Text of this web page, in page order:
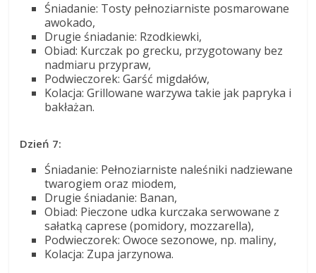
Śniadanie: Tosty pełnoziarniste posmarowane
awokado,
Drugie śniadanie: Rzodkiewki,
Obiad: Kurczak po grecku, przygotowany bez
nadmiaru przypraw,
Podwieczorek: Garść migdałów,
Kolacja: Grillowane warzywa takie jak papryka i
bakłażan.
Dzień 7:
Śniadanie: Pełnoziarniste naleśniki nadziewane
twarogiem oraz miodem,
Drugie śniadanie: Banan,
Obiad: Pieczone udka kurczaka serwowane z
sałatką caprese (pomidory, mozzarella),
Podwieczorek: Owoce sezonowe, np. maliny,
Kolacja: Zupa jarzynowa.